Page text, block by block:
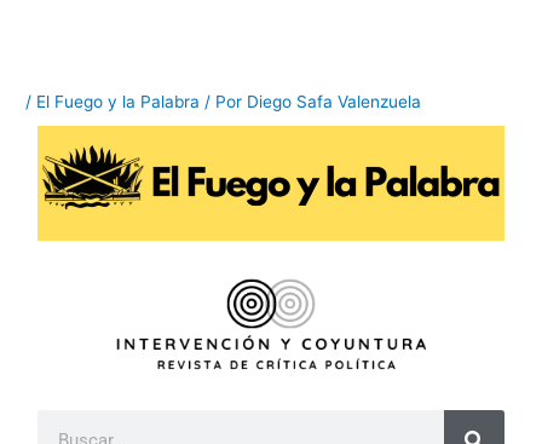
/ El Fuego y la Palabra / Por Diego Safa Valenzuela